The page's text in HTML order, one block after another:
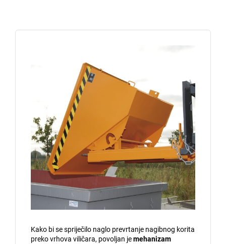
Kako bi se spriječilo naglo prevrtanje nagibnog korita
preko vrhova viličara, povoljan jemehanizam